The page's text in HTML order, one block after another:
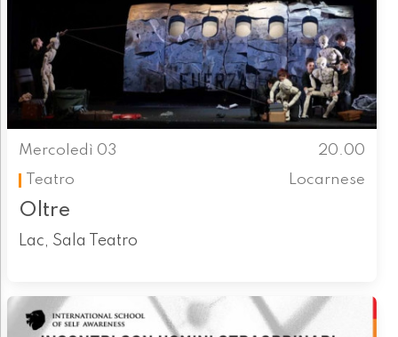
Mercoledì 03
20.00
Teatro
Locarnese
Oltre
Lac, Sala Teatro